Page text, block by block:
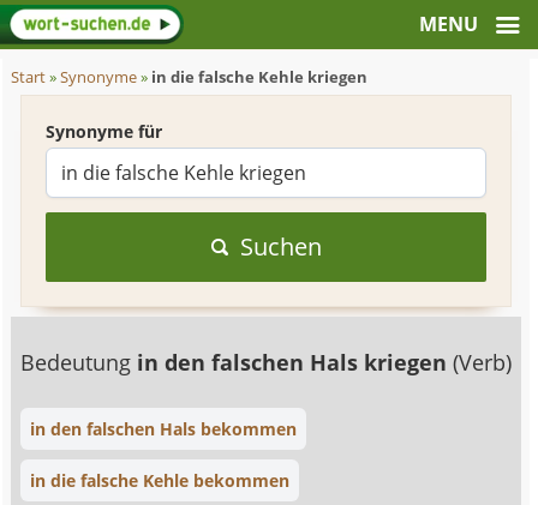
Start»Synonyme» in die falsche Kehle kriegen
Synonyme für
Suchen
Bedeutung in den falschen Hals kriegen(Verb)
in den falschen Hals bekommen
in die falsche Kehle bekommen